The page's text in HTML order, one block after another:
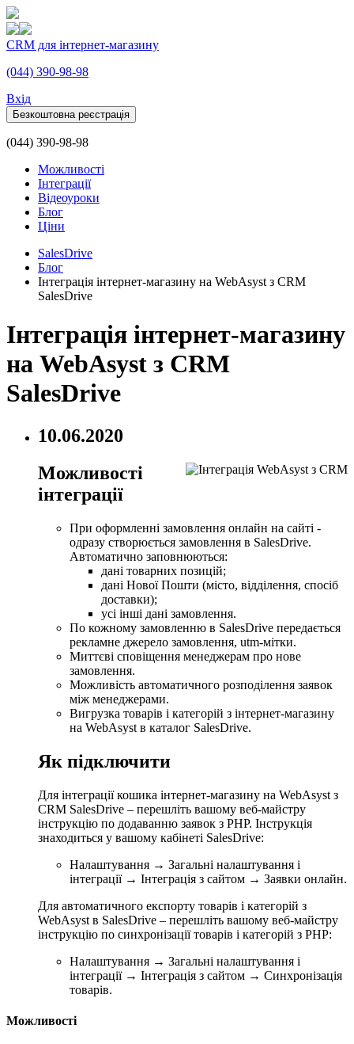
CRM для інтернет-магазину
(044) 390-98-98
Вхiд
Безкоштовна реєстрація
(044) 390-98-98
Можливості
Інтеграції
Відеоуроки
Блог
Ціни
SalesDrive
Блог
Інтеграція інтернет-магазину на WebAsyst з CRM
SalesDrive
Інтеграція інтернет-магазину
на WebAsyst з CRM
SalesDrive
10.06.2020
Можливості
інтеграції
При оформленні замовлення онлайн на сайті -
одразу створюється замовлення в SalesDrive.
Автоматично заповнюються:
дані товарних позицій;
дані Нової Пошти (місто, відділення, спосіб
доставки);
усі інші дані замовлення.
По кожному замовленню в SalesDrive передається
рекламне джерело замовлення, utm-мітки.
Миттєві сповіщення менеджерам про нове
замовлення.
Можливість автоматичного розподілення заявок
між менеджерами.
Вигрузка товарів і категорій з інтернет-магазину
на WebAsyst в каталог SalesDrive.
Як підключити
Для інтеграції кошика інтернет-магазину на WebAsyst з
CRM SalesDrive – перешліть вашому веб-майстру
інструкцію по додаванню заявок з PHP. Інструкція
знаходиться у вашому кабінеті SalesDrive:
Налаштування → Загальні налаштування і
інтеграції → Інтеграція з сайтом → Заявки онлайн.
Для автоматичного експорту товарів і категорій з
WebAsyst в SalesDrive – перешліть вашому веб-майстру
інструкцію по синхронізації товарів і категорій з PHP:
Налаштування → Загальні налаштування і
інтеграції → Інтеграція з сайтом → Синхронізація
товарів.
Можливості